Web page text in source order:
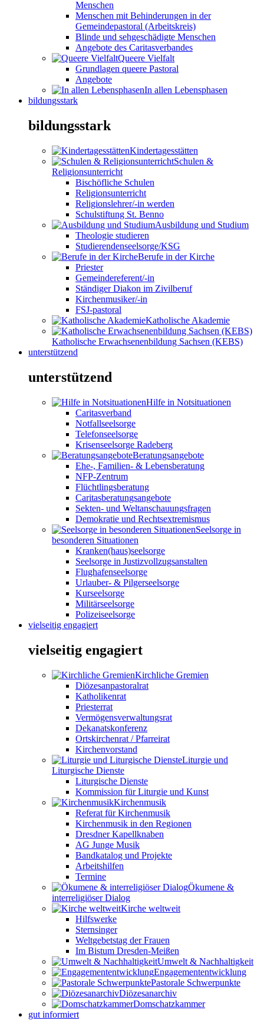
Menschen
Menschen mit Behinderungen in der
Gemeindepastoral (Arbeitskreis)
Blinde und sehgeschädigte Menschen
Angebote des Caritasverbandes
Queere Vielfalt
Grundlagen queere Pastoral
Angebote
In allen Lebensphasen
bildungsstark
bildungsstark
Kindertagesstätten
Schulen &
Religionsunterricht
Bischöfliche Schulen
Religionsunterricht
Religionslehrer/-in werden
Schulstiftung St. Benno
Ausbildung und Studium
Theologie studieren
Studierendenseelsorge/KSG
Berufe in der Kirche
Priester
Gemeindereferent/-in
Ständiger Diakon im Zivilberuf
Kirchenmusiker/-in
FSJ-pastoral
Katholische Akademie
Katholische Erwachsenenbildung Sachsen (KEBS)
unterstützend
unterstützend
Hilfe in Notsituationen
Caritasverband
Notfallseelsorge
Telefonseelsorge
Krisenseelsorge Radeberg
Beratungsangebote
Ehe-, Familien- & Lebensberatung
NFP-Zentrum
Flüchtlingsberatung
Caritasberatungsangebote
Sekten- und Weltanschauungsfragen
Demokratie und Rechtsextremismus
Seelsorge in
besonderen Situationen
Kranken(haus)seelsorge
Seelsorge in Justizvollzugsanstalten
Flughafenseelsorge
Urlauber- & Pilgerseelsorge
Kurseelsorge
Militärseelsorge
Polizeiseelsorge
vielseitig engagiert
vielseitig engagiert
Kirchliche Gremien
Diözesanpastoralrat
Katholikenrat
Priesterrat
Vermögensverwaltungsrat
Dekanatskonferenz
Ortskirchenrat / Pfarreirat
Kirchenvorstand
Liturgie und
Liturgische Dienste
Liturgische Dienste
Kommission für Liturgie und Kunst
Kirchenmusik
Referat für Kirchenmusik
Kirchenmusik in den Regionen
Dresdner Kapellknaben
AG Junge Musik
Bandkatalog und Projekte
Arbeitshilfen
Termine
Ökumene &
interreligiöser Dialog
Kirche weltweit
Hilfswerke
Sternsinger
Weltgebetstag der Frauen
Im Bistum Dresden-Meißen
Umwelt & Nachhaltigkeit
Engagemententwicklung
Pastorale Schwerpunkte
Diözesanarchiv
Domschatzkammer
gut informiert